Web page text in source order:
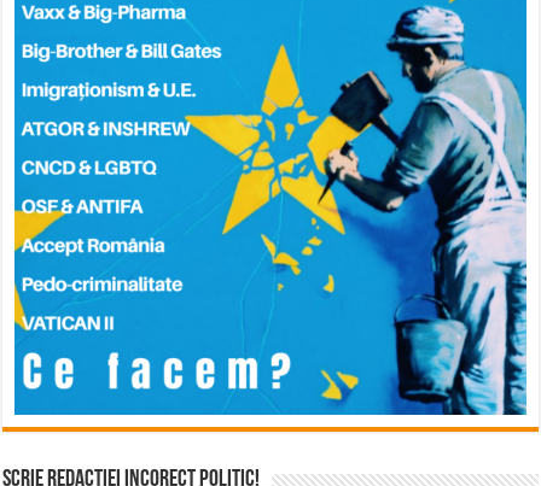
Scrie Redacției Incorect Politic!